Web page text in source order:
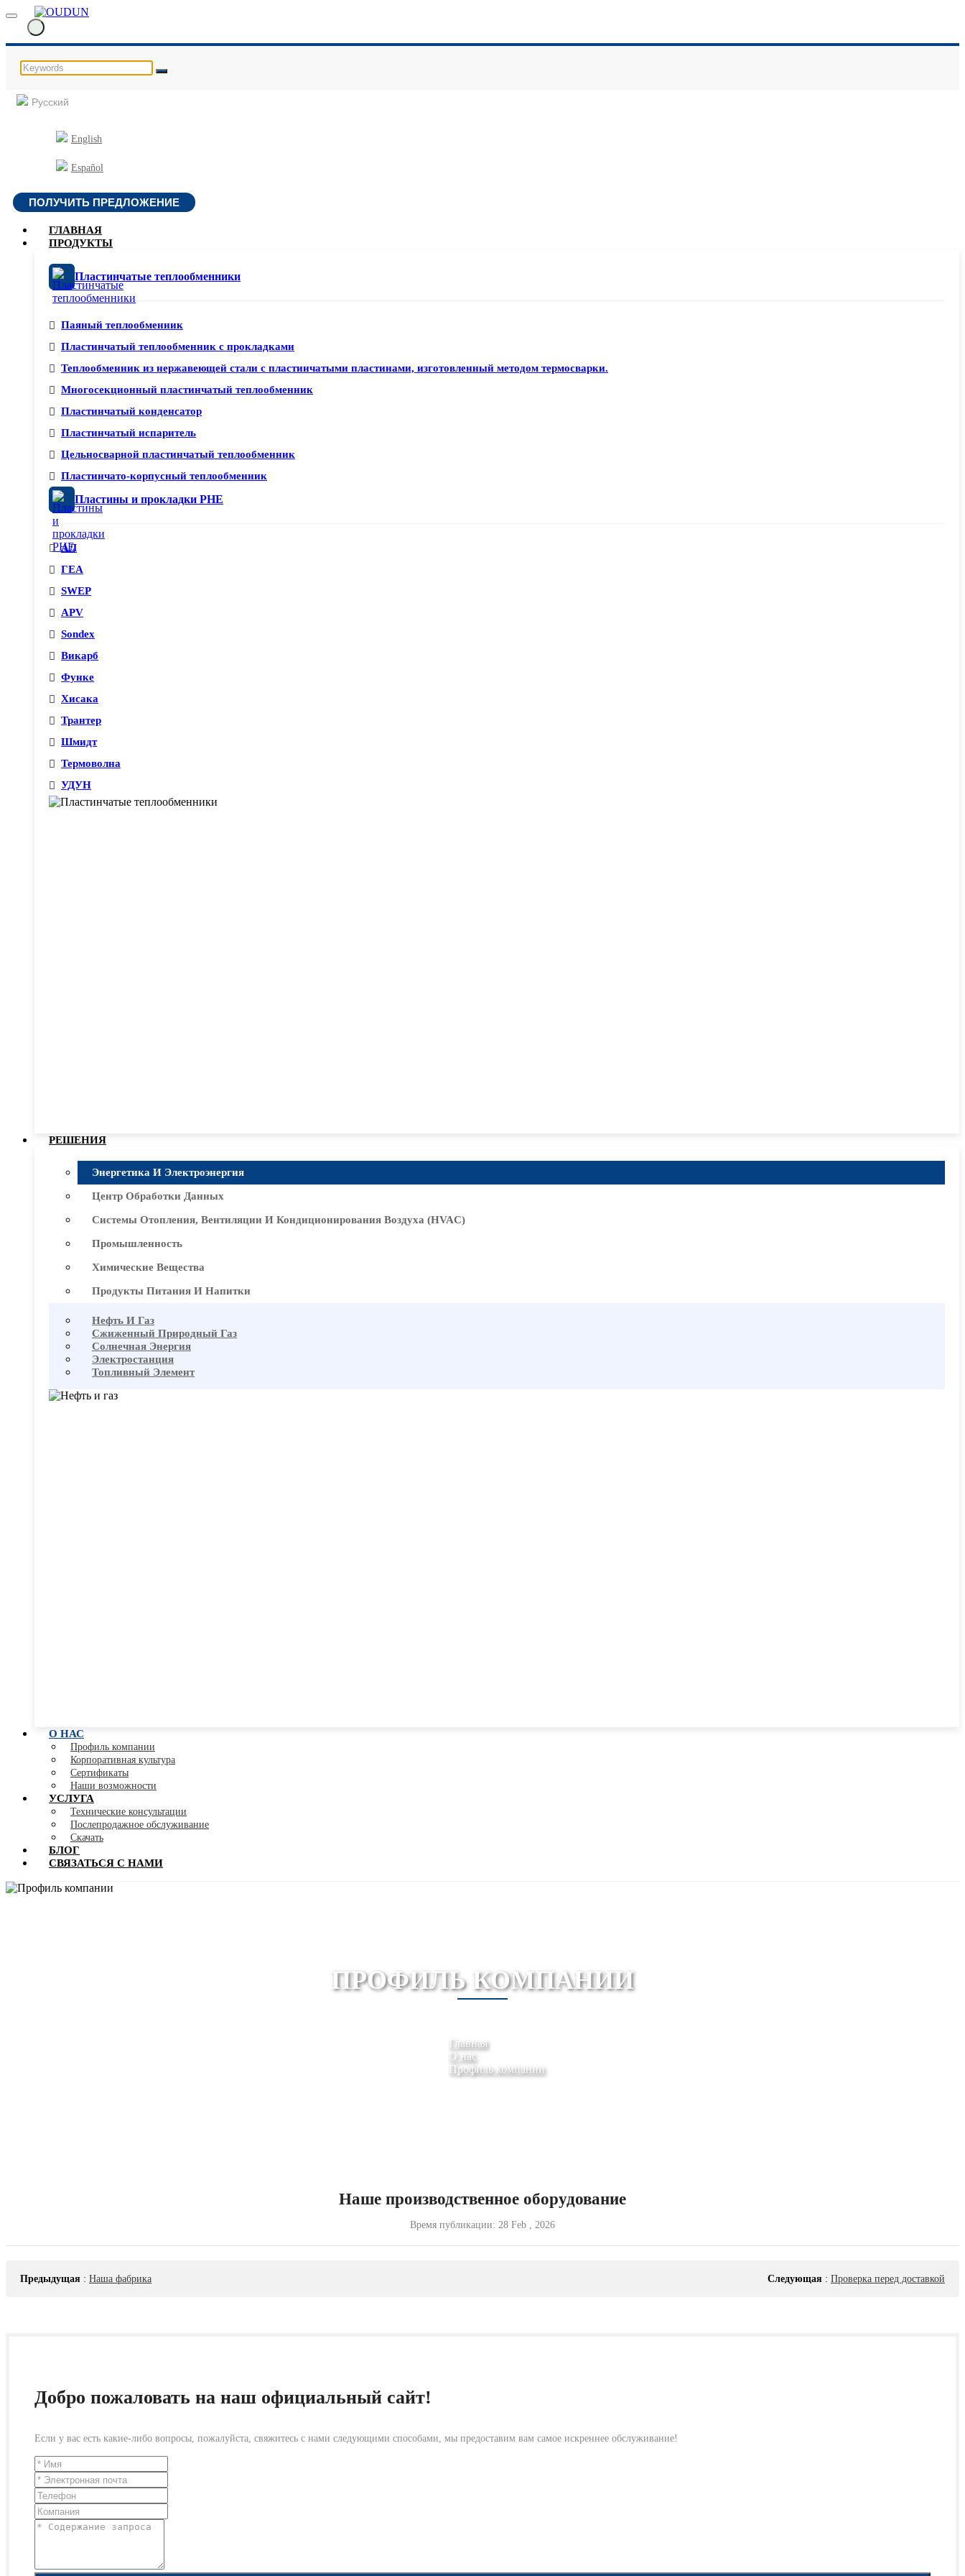
Русский
English
Español
ПОЛУЧИТЬ ПРЕДЛОЖЕНИЕ
ГЛАВНАЯ
ПРОДУКТЫ
Пластинчатые теплообменники
Паяный теплообменник
Пластинчатый теплообменник с прокладками
Теплообменник из нержавеющей стали с пластинчатыми пластинами, изготовленный методом термосварки.
Многосекционный пластинчатый теплообменник
Пластинчатый конденсатор
Пластинчатый испаритель
Цельносварной пластинчатый теплообменник
Пластинчато-корпусный теплообменник
Пластины и прокладки PHE
АЛ
ГЕА
SWEP
APV
Sondex
Викарб
Функе
Хисака
Трантер
Шмидт
Термоволна
УДУН
РЕШЕНИЯ
Энергетика И Электроэнергия
Центр Обработки Данных
Системы Отопления, Вентиляции И Кондиционирования Воздуха (HVAC)
Промышленность
Химические Вещества
Продукты Питания И Напитки
Нефть И Газ
Сжиженный Природный Газ
Солнечная Энергия
Электростанция
Топливный Элемент
О НАС
Профиль компании
Корпоративная культура
Сертификаты
Наши возможности
УСЛУГА
Технические консультации
Послепродажное обслуживание
Скачать
БЛОГ
СВЯЗАТЬСЯ С НАМИ
ПРОФИЛЬ КОМПАНИИ
Главная
О нас
Профиль компании
Наше производственное оборудование
Время публикации: 28 Feb , 2026
Предыдущая : Наша фабрика Следующая : Проверка перед доставкой
Добро пожаловать на наш официальный сайт!
Если у вас есть какие-либо вопросы, пожалуйста, свяжитесь с нами следующими способами, мы предоставим вам самое искреннее обслуживание!